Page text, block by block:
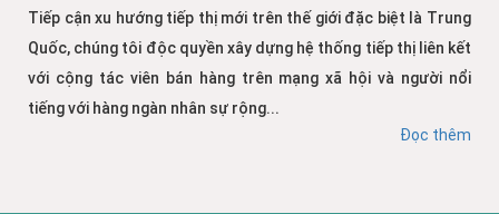
Tiếp cận xu hướng tiếp thị mới trên thế giới đặc biệt là Trung
Quốc, chúng tôi độc quyền xây dựng hệ thống tiếp thị liên kết
với cộng tác viên bán hàng trên mạng xã hội và người nổi
tiếng với hàng ngàn nhân sự rộng...
Đọc thêm